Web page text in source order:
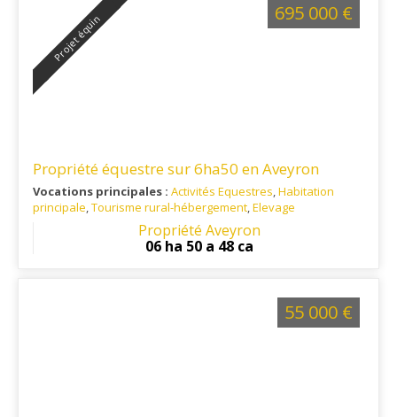
Projet équin
Propriété équestre sur 6ha50 en Aveyron
Vocations principales : Activités Equestres,Habitation
principale,Tourisme rural-hébergement,Elevage
: Situé en Aveyron sur la commune de
SAINTE JULIETTE SUR VIAUR à 10 minutes de toutes les
commodités et à 20 minutes de RODEZ .
Propriété Aveyron
06 ha 50 a 48 ca
695 000 €
55 000 €